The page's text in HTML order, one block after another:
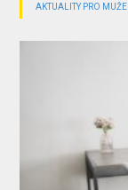
AKTUALITY PRO MUŽE